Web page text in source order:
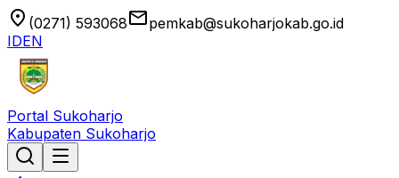
location_on (0271) 593068emailpemkab@sukoharjokab.go.id
IDEN
Portal Sukoharjo
Kabupaten Sukoharjo